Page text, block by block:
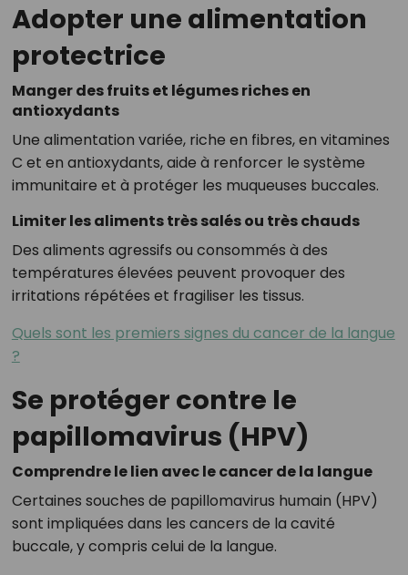
Adopter une alimentation
protectrice
Manger des fruits et légumes riches en
antioxydants
Une alimentation variée, riche en fibres, en vitamines
C et en antioxydants, aide à renforcer le système
immunitaire et à protéger les muqueuses buccales.
Limiter les aliments très salés ou très chauds
Des aliments agressifs ou consommés à des
températures élevées peuvent provoquer des
irritations répétées et fragiliser les tissus.
Quels sont les premiers signes du cancer de la langue
?
Se protéger contre le
papillomavirus (HPV)
Comprendre le lien avec le cancer de la langue
Certaines souches de papillomavirus humain (HPV)
sont impliquées dans les cancers de la cavité
buccale, y compris celui de la langue.